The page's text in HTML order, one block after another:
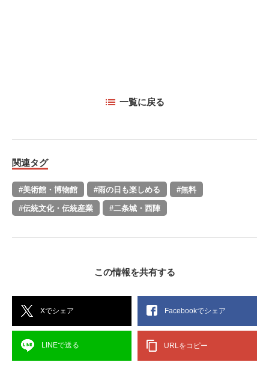
一覧に戻る
関連タグ
#美術館・博物館 #雨の日も楽しめる #無料
#伝統文化・伝統産業 #二条城・西陣
この情報を共有する
Xでシェア Facebookでシェア
LINEで送る URLをコピー